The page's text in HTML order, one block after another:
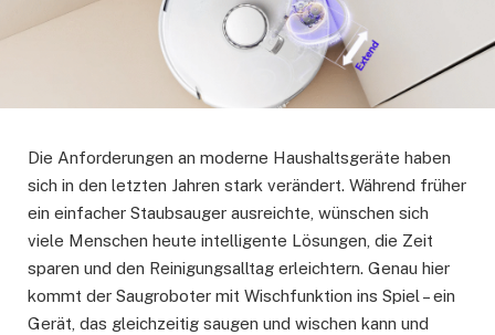
Die Anforderungen an moderne Haushaltsgeräte haben
sich in den letzten Jahren stark verändert. Während früher
ein einfacher Staubsauger ausreichte, wünschen sich
viele Menschen heute intelligente Lösungen, die Zeit
sparen und den Reinigungsalltag erleichtern. Genau hier
kommt der Saugroboter mit Wischfunktion ins Spiel – ein
Gerät, das gleichzeitig saugen und wischen kann und